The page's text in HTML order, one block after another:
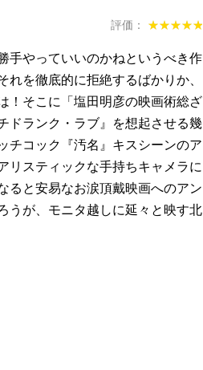
評価： ★★★★★
★★★★★
手やっていいのかねというべき作
を徹底的に拒絶するばかりか、
！そこに「塩田明彦の映画術総ざ
ドランク・ラブ』を想起させる幾
チコック『汚名』キスシーンのア
リスティックな手持ちキャメラに
ると安易なお涙頂戴映画へのアン
うが、モニタ越しに延々と映す北